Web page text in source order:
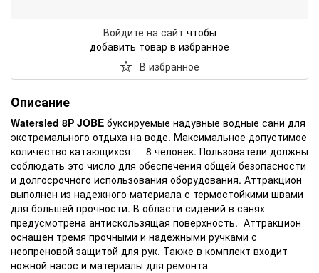
Войдите на сайт чтобы
добавить товар в избранное
В избранное
Описание
Watersled 8P JOBE буксируемые надувные водные сани для
экстремального отдыха на воде. Максимальное допустимое
количество катающихся — 8 человек. Пользователи должны
соблюдать это число для обеспечения общей безопасности
и долгосрочного использования оборудования. Аттракцион
выполнен из надежного материала с термостойкими швами
для большей прочности. В области сидений в санях
предусмотрена антискользящая поверхность. Аттракцион
оснащен тремя прочными и надежными ручками с
неопреновой защитой для рук. Также в комплект входит
ножной насос и материалы для ремонта